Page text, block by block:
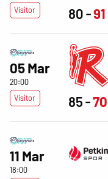
Visitor
80 91
05 Mar
20:00
Visitor
85 70
11 Mar
18:00